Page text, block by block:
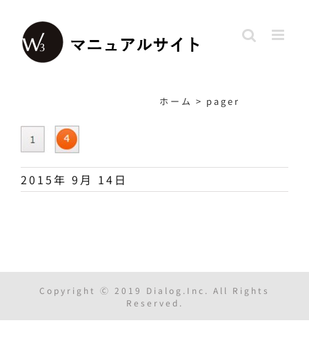
content
ホーム > pager
2015年 9月 14日
Copyright Ⓒ 2019 Dialog.Inc. All Rights
Reserved.